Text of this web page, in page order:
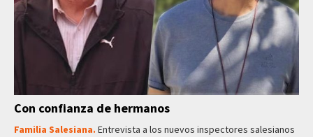
Con confianza de hermanos
Familia Salesiana. Entrevista a los nuevos inspectores salesianos